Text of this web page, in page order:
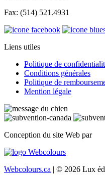
Fax: (514) 521.4931
Liens utiles
Politique de
Conditions générales
Politique de
Mention légale
Conception du site Web par
Webcolours.ca | © 2026 Lux